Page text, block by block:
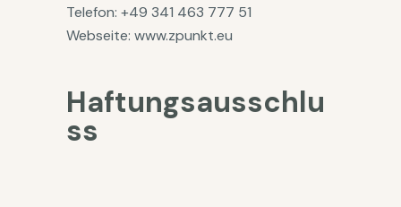
Telefon: +49 341 463 777 51
Webseite: www.zpunkt.eu
Haftungsausschlu
ss